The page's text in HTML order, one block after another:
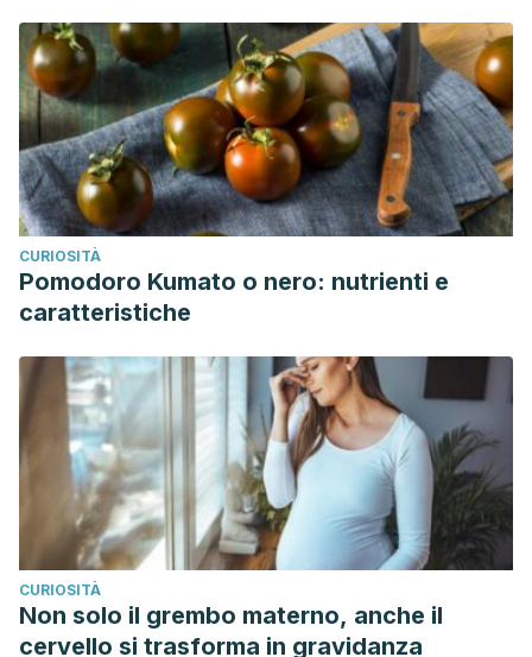
CURIOSITÀ
Pomodoro Kumato o nero: nutrienti e
caratteristiche
CURIOSITÀ
Non solo il grembo materno, anche il
cervello si trasforma in gravidanza